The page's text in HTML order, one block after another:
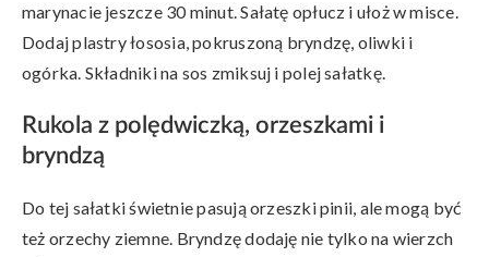
marynacie jeszcze 30 minut. Sałatę opłucz i ułoż w misce.
Dodaj plastry łososia, pokruszoną bryndzę, oliwki i
ogórka. Składniki na sos zmiksuj i polej sałatkę.
Rukola z polędwiczką, orzeszkami i
bryndzą
Do tej sałatki świetnie pasują orzeszki pinii, ale mogą być
też orzechy ziemne. Bryndzę dodaję nie tylko na wierzch